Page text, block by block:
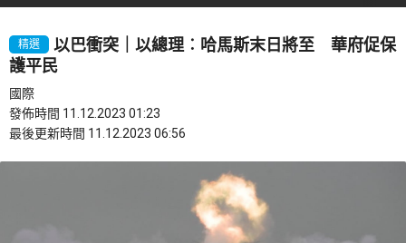
精選
以巴衝突｜以總理︰哈馬斯末日將至 華府促保
護平民
國際
發佈時間 11.12.2023 01:23
最後更新時間 11.12.2023 06:56